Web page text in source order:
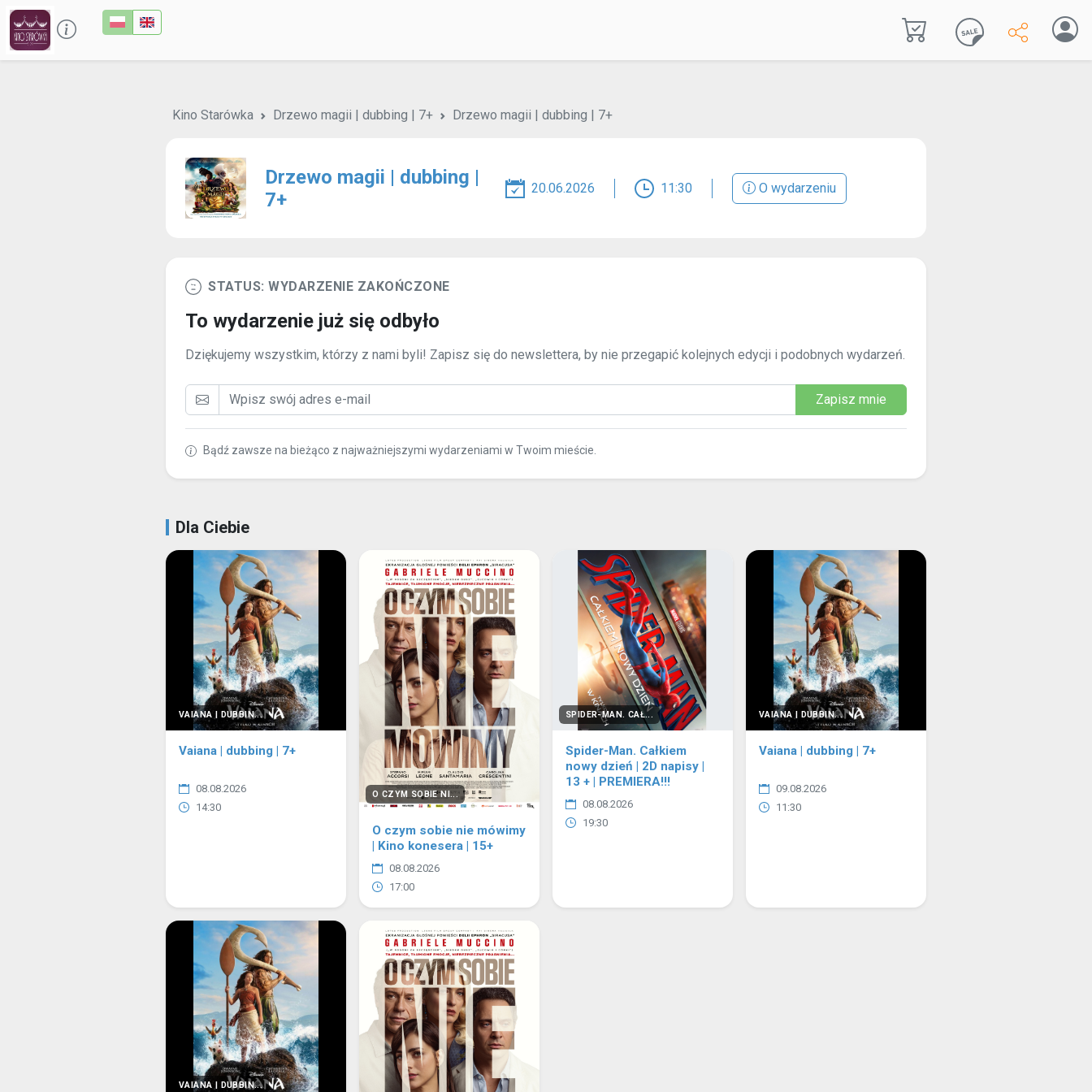
Kino Starówka Drzewo magii | dubbing | 7+ Drzewo magii | dubbing | 7+
Drzewo magii | dubbing |
7+
20.06.2026 11:30 O wydarzeniu
STATUS: WYDARZENIE ZAKOŃCZONE
To wydarzenie już się odbyło
Dziękujemy wszystkim, którzy z nami byli! Zapisz się do newslettera, by nie przegapić kolejnych edycji i podobnych wydarzeń.
Zapisz mnie
Bądź zawsze na bieżąco z najważniejszymi wydarzeniami w Twoim mieście.
Dla Ciebie
VAIANA | DUBBIN...
Vaiana | dubbing | 7+
08.08.2026
14:30
O CZYM SOBIE NI...
O czym sobie nie mówimy
| Kino konesera | 15+
08.08.2026
17:00
SPIDER-MAN. CAŁ...
Spider-Man. Całkiem
nowy dzień | 2D napisy |
13 + | PREMIERA!!!
08.08.2026
19:30
VAIANA | DUBBIN...
Vaiana | dubbing | 7+
09.08.2026
11:30
VAIANA | DUBBIN...